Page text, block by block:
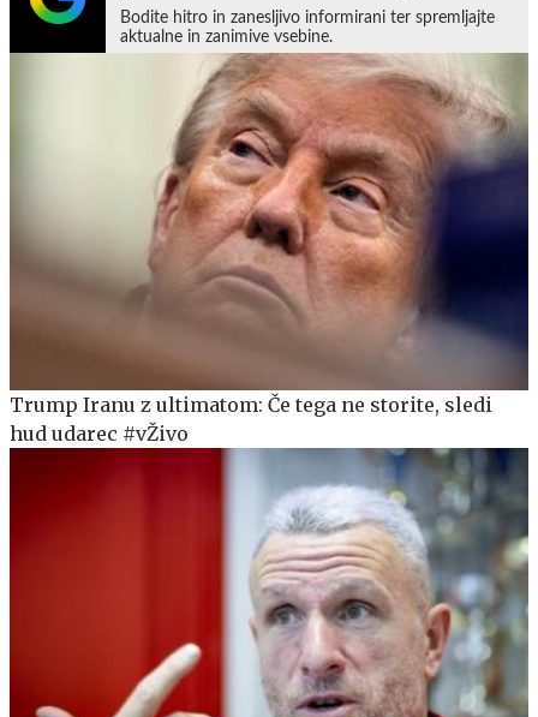
Bodite hitro in zanesljivo informirani ter spremljajte
aktualne in zanimive vsebine.
Trump Iranu z ultimatom: Če tega ne storite, sledi
hud udarec #vŽivo